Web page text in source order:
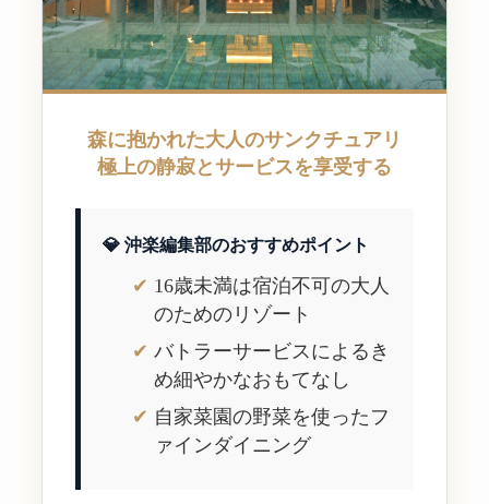
森に抱かれた大人のサンクチュアリ
極上の静寂とサービスを享受する
💎 沖楽編集部のおすすめポイント
16歳未満は宿泊不可の大人
のためのリゾート
バトラーサービスによるき
め細やかなおもてなし
自家菜園の野菜を使ったフ
ァインダイニング